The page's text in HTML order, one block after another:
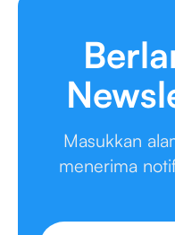
Masukkan
menerima